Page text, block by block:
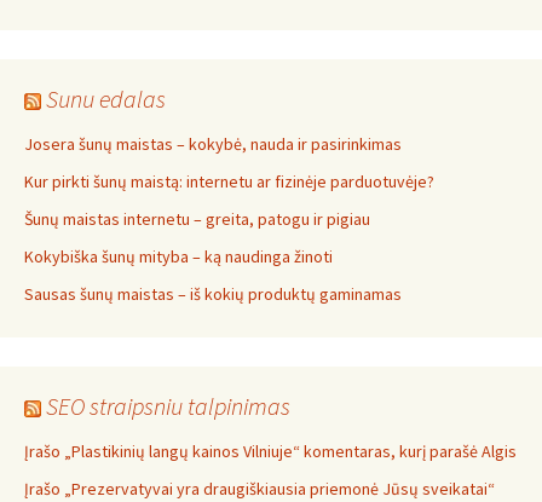
Sunu edalas
Josera šunų maistas – kokybė, nauda ir pasirinkimas
Kur pirkti šunų maistą: internetu ar fizinėje parduotuvėje?
Šunų maistas internetu – greita, patogu ir pigiau
Kokybiška šunų mityba – ką naudinga žinoti
Sausas šunų maistas – iš kokių produktų gaminamas
SEO straipsniu talpinimas
Įrašo „Plastikinių langų kainos Vilniuje“ komentaras, kurį parašė Algis
Įrašo „Prezervatyvai yra draugiškiausia priemonė Jūsų sveikatai“